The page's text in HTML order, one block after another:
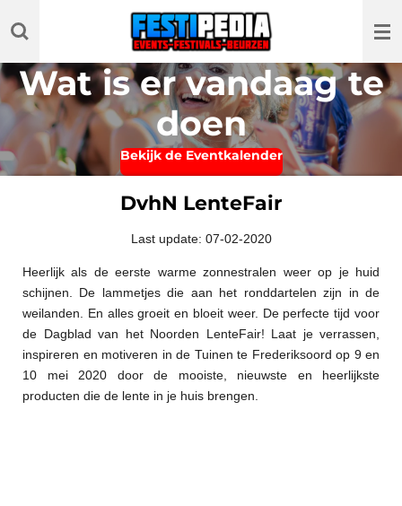
direct
de
hoofdinhoud
Wat is er vandaag te
doen
Bekijk de Eventkalender
DvhN LenteFair
Last update: 07-02-2020
Heerlijk als de eerste warme zonnestralen weer op je huid
schijnen. De lammetjes die aan het ronddartelen zijn in de
weilanden. En alles groeit en bloeit weer. De perfecte tijd voor
de Dagblad van het Noorden LenteFair! Laat je verrassen,
inspireren en motiveren in de Tuinen te Frederiksoord op 9 en
10 mei 2020 door de mooiste, nieuwste en heerlijkste
producten die de lente in je huis brengen.